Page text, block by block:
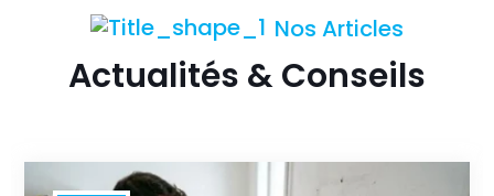
Nos Articles
Actualités & Conseils